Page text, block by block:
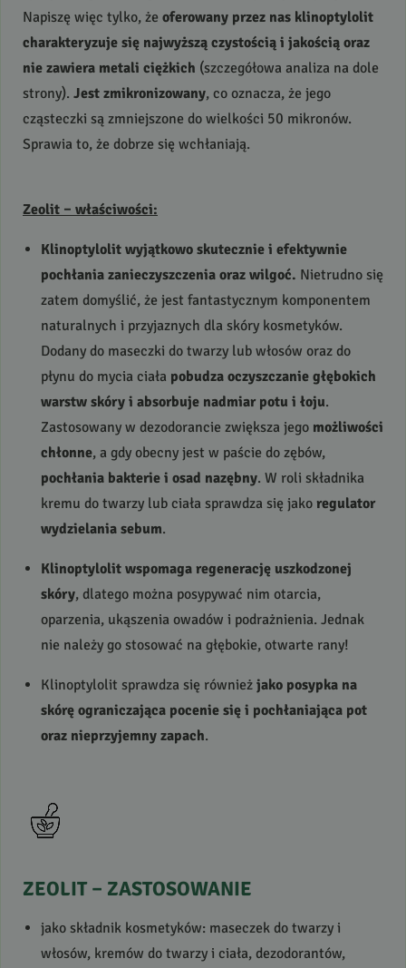
Napiszę więc tylko, że oferowany przez nas klinoptylolit
charakteryzuje się najwyższą czystością i jakością oraz
nie zawiera metali ciężkich (szczegółowa analiza na dole
strony). Jest zmikronizowany, co oznacza, że jego
cząsteczki są zmniejszone do wielkości 50 mikronów.
Sprawia to, że dobrze się wchłaniają.
Zeolit – właściwości:
Klinoptylolit wyjątkowo skutecznie i efektywnie
pochłania zanieczyszczenia oraz wilgoć. Nietrudno się
zatem domyślić, że jest fantastycznym komponentem
naturalnych i przyjaznych dla skóry kosmetyków.
Dodany do maseczki do twarzy lub włosów oraz do
płynu do mycia ciała pobudza oczyszczanie głębokich
warstw skóry i absorbuje nadmiar potu i łoju.
Zastosowany w dezodorancie zwiększa jego możliwości
chłonne, a gdy obecny jest w paście do zębów,
pochłania bakterie i osad nazębny. W roli składnika
kremu do twarzy lub ciała sprawdza się jako regulator
wydzielania sebum.
Klinoptylolit wspomaga regenerację uszkodzonej
skóry, dlatego można posypywać nim otarcia,
oparzenia, ukąszenia owadów i podrażnienia. Jednak
nie należy go stosować na głębokie, otwarte rany!
Klinoptylolit sprawdza się również jako posypka na
skórę ograniczająca pocenie się i pochłaniająca pot
oraz nieprzyjemny zapach.
ZEOLIT– ZASTOSOWANIE
jako składnik kosmetyków: maseczek do twarzy i
włosów, kremów do twarzy i ciała, dezodorantów,